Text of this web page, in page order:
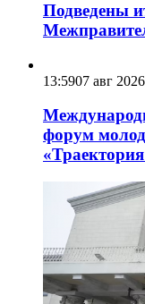
Подведены
13:5907 авг 2026
форум